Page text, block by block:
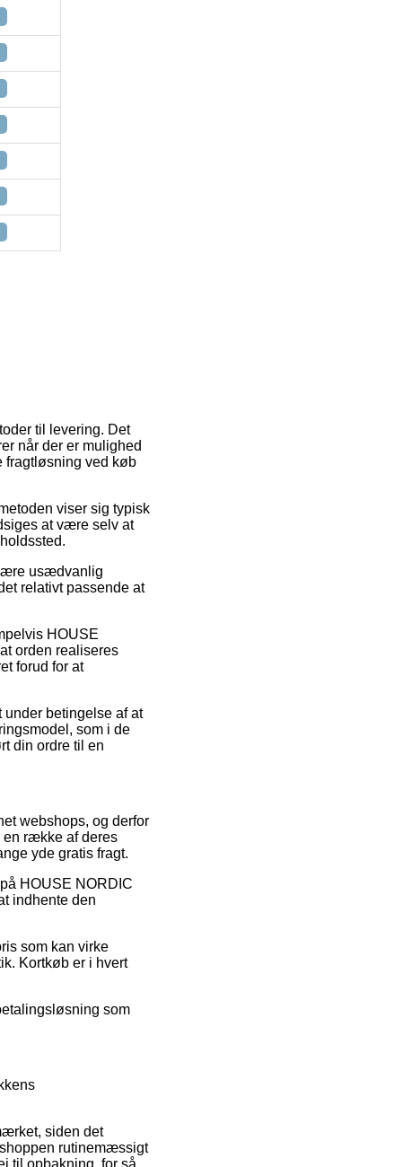
til levering. Det
når der er mulighed
fragtløsning ved køb
viser sig typisk
at være selv at
usædvanlig
relativt passende at
HOUSE
orden realiseres
forud for at
betingelse af at
som i de
din ordre til en
webshops, og derfor
en række af deres
yde gratis fragt.
HOUSE NORDIC
indhente den
som kan virke
Kortkøb er i hvert
som
siden det
rutinemæssigt